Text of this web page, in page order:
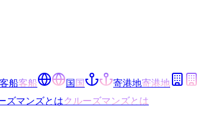
客船客船 国国 寄港地寄港地
ズマンズとはクルーズマンズとは